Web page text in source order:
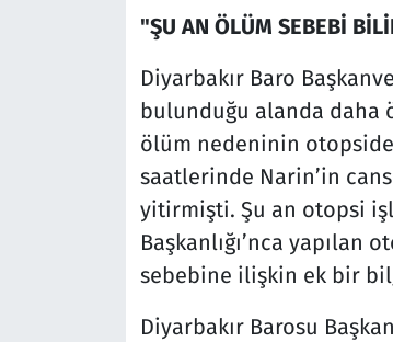
"ŞU AN ÖLÜM SEBEBİ
Diyarbakır Baro
bulunduğu alanda daha
ölüm nedeninin otopside
saatlerinde Narin’in
yitirmişti. Şu an otopsi
Başkanlığı’nca
sebebine ilişkin ek bir
Diyarbakır Barosu